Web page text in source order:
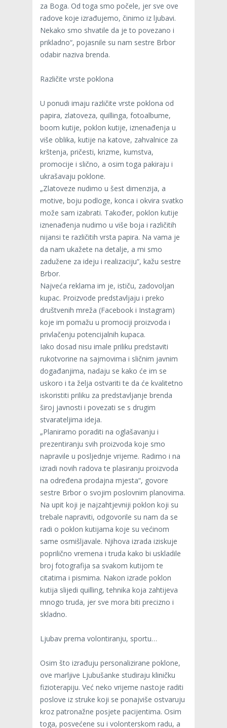
za Boga. Od toga smo počele, jer sve ove
radove koje izrađujemo, činimo iz ljubavi.
Nekako smo shvatile da je to povezano i
prikladno“, pojasnile su nam sestre Brbor
odabir naziva brenda.
Različite vrste poklona
U ponudi imaju različite vrste poklona od
papira, zlatoveza, quillinga, fotoalbume,
boom kutije, poklon kutije, iznenađenja u
više oblika, kutije na katove, zahvalnice za
krštenja, pričesti, krizme, kumstva,
promocije i slično, a osim toga pakiraju i
ukrašavaju poklone.
„Zlatoveze nudimo u šest dimenzija, a
motive, boju podloge, konca i okvira svatko
može sam izabrati. Također, poklon kutije
iznenađenja nudimo u više boja i različitih
nijansi te različitih vrsta papira. Na vama je
da nam ukažete na detalje, a mi smo
zadužene za ideju i realizaciju“, kažu sestre
Brbor.
Najveća reklama im je, ističu, zadovoljan
kupac. Proizvode predstavljaju i preko
društvenih mreža (Facebook i Instagram)
koje im pomažu u promociji proizvoda i
privlačenju potencijalnih kupaca.
Iako dosad nisu imale priliku predstaviti
rukotvorine na sajmovima i sličnim javnim
događanjima, nadaju se kako će im se
uskoro i ta želja ostvariti te da će kvalitetno
iskoristiti priliku za predstavljanje brenda
široj javnosti i povezati se s drugim
stvarateljima ideja.
„Planiramo poraditi na oglašavanju i
prezentiranju svih proizvoda koje smo
napravile u posljednje vrijeme. Radimo i na
izradi novih radova te plasiranju proizvoda
na određena prodajna mjesta“, govore
sestre Brbor o svojim poslovnim planovima.
Na upit koji je najzahtjevniji poklon koji su
trebale napraviti, odgovorile su nam da se
radi o poklon kutijama koje su većinom
same osmišljavale. Njihova izrada iziskuje
poprilično vremena i truda kako bi uskladile
broj fotografija sa svakom kutijom te
citatima i pismima. Nakon izrade poklon
kutija slijedi quilling, tehnika koja zahtijeva
mnogo truda, jer sve mora biti precizno i
skladno.
Ljubav prema volontiranju, sportu…
Osim što izrađuju personalizirane poklone,
ove marljive Ljubušanke studiraju kliničku
fizioterapiju. Već neko vrijeme nastoje raditi
poslove iz struke koji se ponajviše ostvaruju
kroz patronažne posjete pacijentima. Osim
toga, posvećene su i volonterskom radu, a